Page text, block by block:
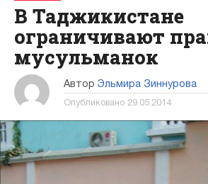
В Таджикистане
ограничивают
мусульманок
Автор Эльмира Зиннурова
Опубликовано 29.05.2014